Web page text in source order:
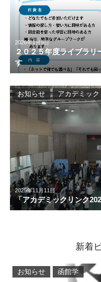
2026年1月9日
２０２５年度ライブラ
す
2025年11月11日
「アカデミックリンク
お知らせ アカデミック
新着
お知らせ 函館学